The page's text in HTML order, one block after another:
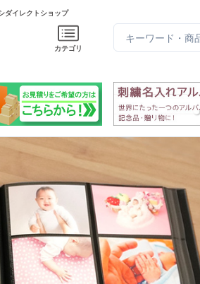
ダイレクトショップ
カテゴリ